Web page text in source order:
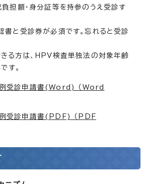
担額・身分証等を持参のうえ受診す
書と受診券が必須です。忘れると受診
る方は、HPV検査単独法の対象年齢
す。
受診申請書(Word) （Word
受診申請書(PDF) （PDF